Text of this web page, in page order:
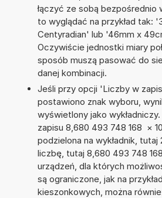
łączyć ze sobą bezpośrednio
to wyglądać na przykład tak:
Centyradian' lub '46mm x
Oczywiście jednostki miary
sposób muszą pasować do
danej kombinacji.
Jeśli przy opcji 'Liczby w
postawiono znak wyboru,
wyświetlony jako wykładniczy.
zapisu 8,680 493 748 168 × 10
podzielona na wykładnik, tutaj
liczbę, tutaj 8,680 493 748
urządzeń, dla których
są ograniczone, jak na
kieszonkowych, można